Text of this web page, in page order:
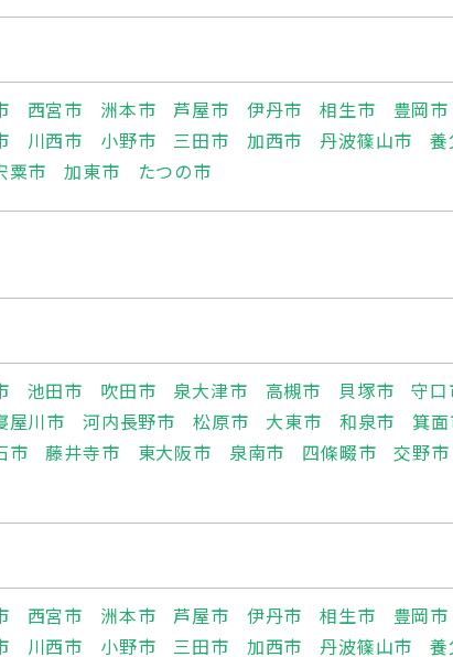
西宮市 洲本市 芦屋市 伊丹市 相生市 豊岡市
川西市 小野市 三田市 加西市 丹波篠山市
粟市 加東市 たつの市
池田市 吹田市 泉大津市 高槻市 貝塚市 守口
屋川市 河内長野市 松原市 大東市 和泉市 箕
市 藤井寺市 東大阪市 泉南市 四條畷市 交野市
西宮市 洲本市 芦屋市 伊丹市 相生市 豊岡市
川西市 小野市 三田市 加西市 丹波篠山市